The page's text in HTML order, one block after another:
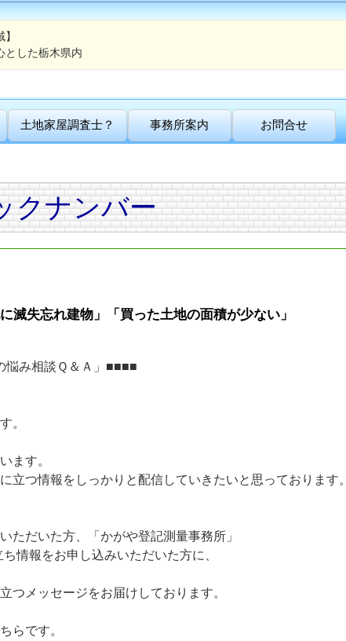
とした栃木県内
土地家屋調査士？ 事務所案内 お問合せ
クナンバー
滅失忘れ建物」「買った土地の面積が少ない」
悩み相談Ｑ＆Ａ」■■■■
。
ます。
立つ情報をしっかりと配信していきたいと思っております。
ただいた方、「かがや登記測量事務所」
情報をお申し込みいただいた方に、
つメッセージをお届けしております。
らです。